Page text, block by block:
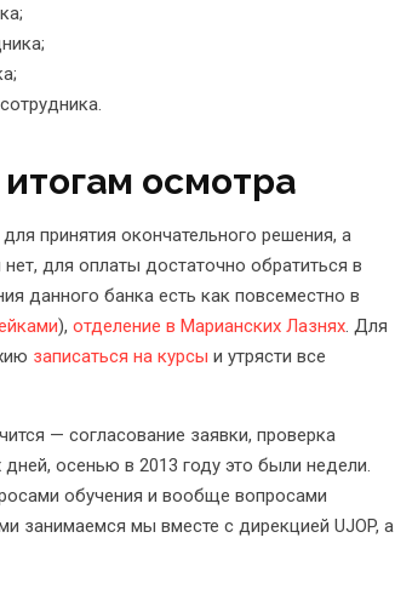
осмотра
принятия окончательного решения, а
для оплаты достаточно обратиться в
данного банка есть как повсеместно в
), отделение в Марианских Лазнях. Для
записаться на курсы и утрясти все
— согласование заявки, проверка
осенью в 2013 году это были недели.
обучения и вообще вопросами
занимаемся мы вместе с дирекцией UJOP, а